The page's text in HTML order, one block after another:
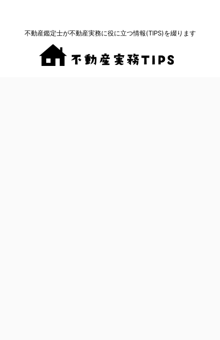
不動産鑑定士が不動産実務に役に立つ情報(TIPS)を綴ります